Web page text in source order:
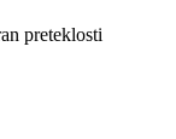
preteklosti